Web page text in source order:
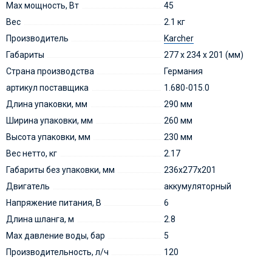
Max мощность, Вт
45
Вес
2.1 кг
Производитель
Karcher
Габариты
277 x 234 x 201 (мм)
Страна производства
Германия
артикул поставщика
1.680-015.0
Длина упаковки, мм
290 мм
Ширина упаковки, мм
260 мм
Высота упаковки, мм
230 мм
Вес нетто, кг
2.17
Габариты без упаковки, мм
236х277х201
Двигатель
аккумуляторный
Напряжение питания, В
6
Длина шланга, м
2.8
Max давление воды, бар
5
Производительность, л/ч
120